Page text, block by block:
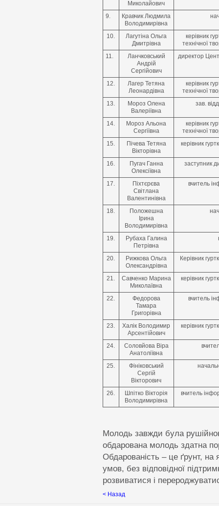
Миколайович
9.
Кравчик Людмила
Володимирівна
10.
Лагутіна Ольга
Дмитрівна
керівник
технічної
11.
Ланчковський
Андрій
Сергійович
директор
12.
Лагер Тетяна
Леонардівна
керівник
технічної
13.
Мороз Олена
Валеріївна
зав.
14.
Мороз Альона
Сергіївна
керівник
технічної
15.
Пічева Тетяна
Вікторівна
керівник
16.
Пугач Ганна
Олексіївна
заступник
17.
Піхтєрєва
Світлана
Валентинівна
вчитель
18.
Положешна
Ірина
Володимирівна
19.
Рубаха Галина
Петрівна
20.
Рижкова Ольга
Олександрівна
Керівник
21.
Савченко Марина
Миколаївна
керівник
22.
Федорова
Тамара
Григорівна
вчитель
23.
Халік Володимир
Арсентійович
керівник
24.
Соловйова Віра
Анатоліївна
25.
Фініковський
Сергій
Вікторович
26.
Шпітко Вікторія
Володимирівна
вчитель
Молодь завжди була
обдарована молодь здатна
Обдарованість – це ґрунт,
умов, без відповідної
розвиватися і
< Назад